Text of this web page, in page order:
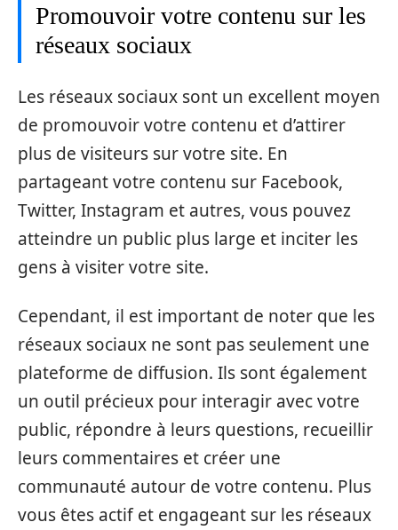
Promouvoir votre contenu sur les
réseaux sociaux
Les réseaux sociaux sont un excellent moyen
de promouvoir votre contenu et d’attirer
plus de visiteurs sur votre site. En
partageant votre contenu sur Facebook,
Twitter, Instagram et autres, vous pouvez
atteindre un public plus large et inciter les
gens à visiter votre site.
Cependant, il est important de noter que les
réseaux sociaux ne sont pas seulement une
plateforme de diffusion. Ils sont également
un outil précieux pour interagir avec votre
public, répondre à leurs questions, recueillir
leurs commentaires et créer une
communauté autour de votre contenu. Plus
vous êtes actif et engageant sur les réseaux